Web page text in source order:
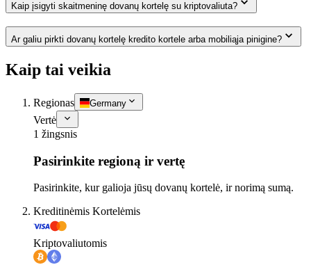
Kaip įsigyti skaitmeninę dovanų kortelę su kriptovaliuta?
Ar galiu pirkti dovanų kortelę kredito kortele arba mobiliąja pinigine?
Kaip tai veikia
Regionas Germany
Vertė
1 žingsnis
Pasirinkite regioną ir vertę
Pasirinkite, kur galioja jūsų dovanų kortelė, ir norimą sumą.
Kreditinėmis Kortelėmis
Kriptovaliutomis